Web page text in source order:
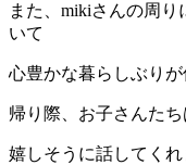
また、 mikiさんの周り
いて
心豊かな暮らしぶりが
帰り際、お子さんた
嬉しそうに話してくれ